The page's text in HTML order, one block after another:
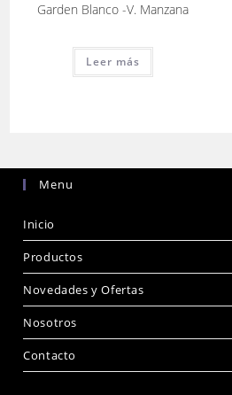
Garden Blanco -V. Manzana
Leer más
Menu
Inicio
Productos
Novedades y Ofertas
Nosotros
Contacto